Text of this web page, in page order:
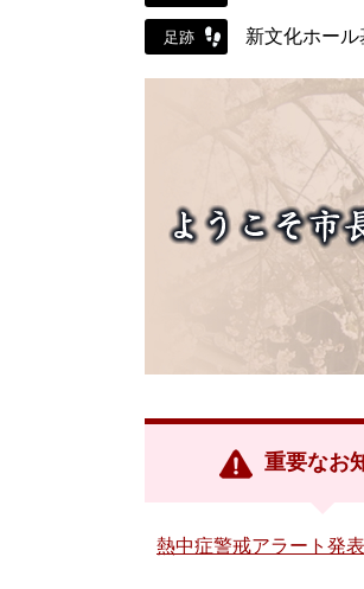
新文化ホー
重要なお
熱中症警戒アラート発